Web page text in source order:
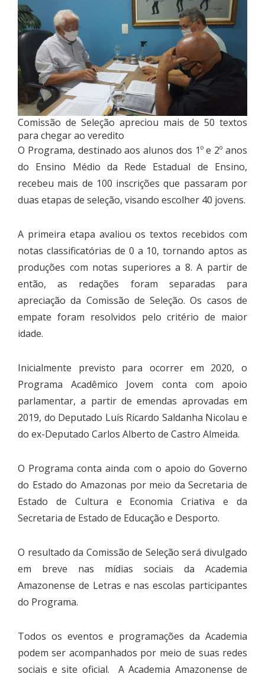
Comissão de Seleção apreciou mais de 50 textos
para chegar ao veredito
O Programa, destinado aos alunos dos 1º e 2º anos
do Ensino Médio da Rede Estadual de Ensino,
recebeu mais de 100 inscrições que passaram por
duas etapas de seleção, visando escolher 40 jovens.
A primeira etapa avaliou os textos recebidos com
notas classificatórias de 0 a 10, tornando aptos as
produções com notas superiores a 8. A partir de
então, as redações foram separadas para
apreciação da Comissão de Seleção. Os casos de
empate foram resolvidos pelo critério de maior
idade.
Inicialmente previsto para ocorrer em 2020, o
Programa Acadêmico Jovem conta com apoio
parlamentar, a partir de emendas aprovadas em
2019, do Deputado Luís Ricardo Saldanha Nicolau e
do ex-Deputado Carlos Alberto de Castro Almeida.
O Programa conta ainda com o apoio do Governo
do Estado do Amazonas por meio da Secretaria de
Estado de Cultura e Economia Criativa e da
Secretaria de Estado de Educação e Desporto.
O resultado da Comissão de Seleção será divulgado
em breve nas mídias sociais da Academia
Amazonense de Letras e nas escolas participantes
do Programa.
Todos os eventos e programações da Academia
podem ser acompanhados por meio de suas redes
sociais e site oficial. A Academia Amazonense de